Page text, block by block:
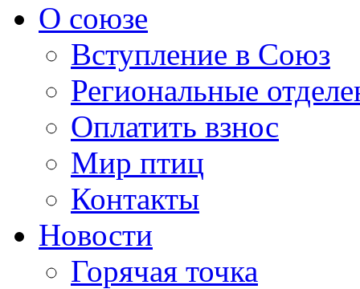
О союзе
Вступление в Союз
Региональные
Оплатить взнос
Мир птиц
Контакты
Новости
Горячая точка